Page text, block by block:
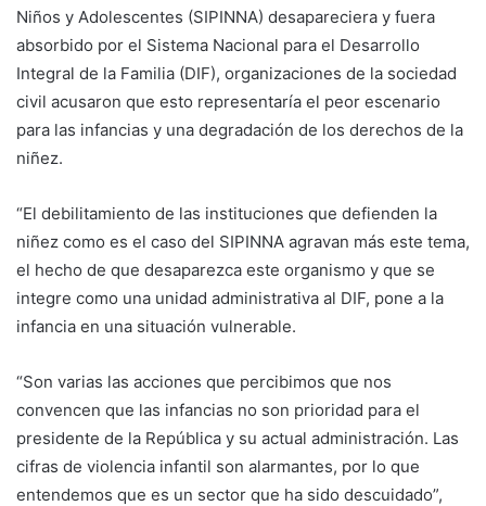
Niños y Adolescentes (SIPINNA) desapareciera y fuera
absorbido por el Sistema Nacional para el Desarrollo
Integral de la Familia (DIF), organizaciones de la sociedad
civil acusaron que esto representaría el peor escenario
para las infancias y una degradación de los derechos de la
niñez.
“El debilitamiento de las instituciones que defienden la
niñez como es el caso del SIPINNA agravan más este tema,
el hecho de que desaparezca este organismo y que se
integre como una unidad administrativa al DIF, pone a la
infancia en una situación vulnerable.
“Son varias las acciones que percibimos que nos
convencen que las infancias no son prioridad para el
presidente de la República y su actual administración. Las
cifras de violencia infantil son alarmantes, por lo que
entendemos que es un sector que ha sido descuidado”,